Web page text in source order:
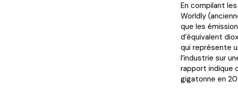
En compilant
Worldly
que les
d’équivalent
qui représente
l’industrie sur
rapport indique
gigatonne en